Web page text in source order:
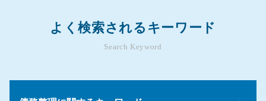
よく検索されるキーワード
Search Keyword